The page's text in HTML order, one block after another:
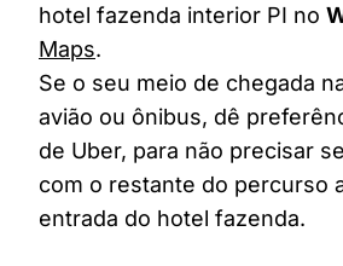
hotel fazenda interior PI no
Maps.
Se o seu meio de chegada
avião ou ônibus, dê
de Uber, para não precisar
com o restante do percurso
entrada do hotel fazenda.